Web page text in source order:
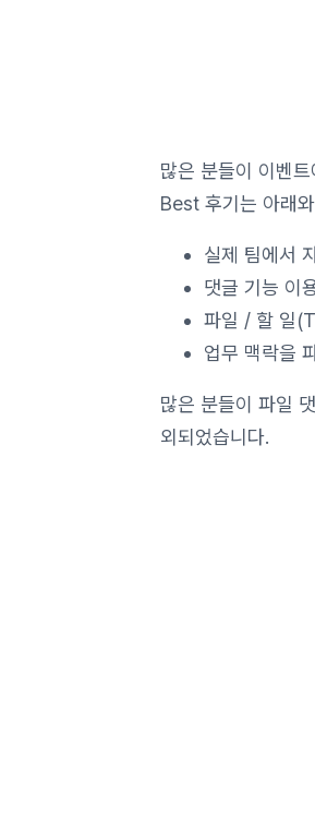
많은 분들이 이벤
Best 후기는 아래
실제 팀에서
댓글 기능 이
파일 / 할 일
업무 맥락을
많은 분들이 파일
외되었습니다.